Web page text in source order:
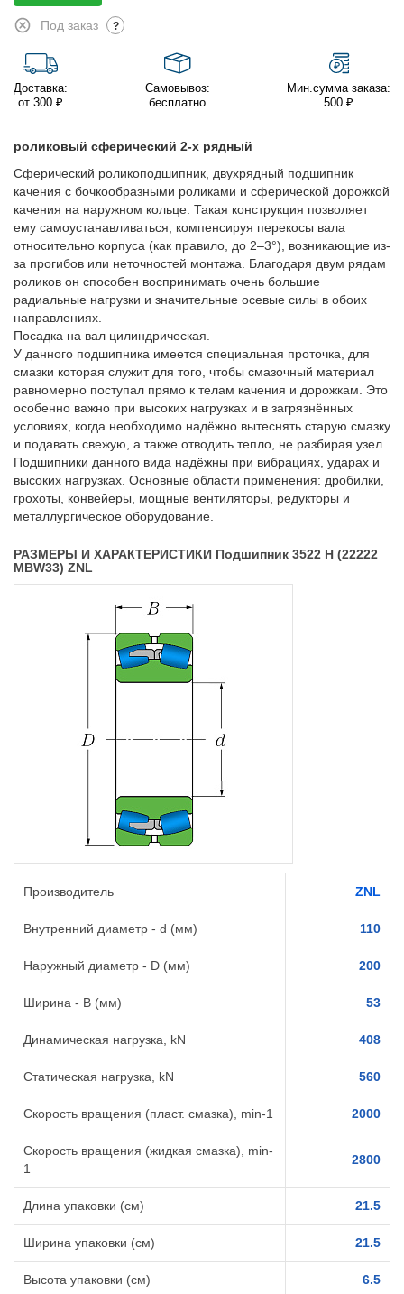
Под заказ ?
Доставка:
от 300 ₽
Самовывоз:
бесплатно
Мин.сумма заказа:
500 ₽
роликовый сферический 2-х рядный
Сферический роликоподшипник, двухрядный подшипник
качения с бочкообразными роликами и сферической дорожкой
качения на наружном кольце. Такая конструкция позволяет
ему самоустанавливаться, компенсируя перекосы вала
относительно корпуса (как правило, до 2–3°), возникающие из-
за прогибов или неточностей монтажа. Благодаря двум рядам
роликов он способен воспринимать очень большие
радиальные нагрузки и значительные осевые силы в обоих
направлениях.
Посадка на вал цилиндрическая.
У данного подшипника имеется специальная проточка, для
смазки которая служит для того, чтобы смазочный материал
равномерно поступал прямо к телам качения и дорожкам. Это
особенно важно при высоких нагрузках и в загрязнённых
условиях, когда необходимо надёжно вытеснять старую смазку
и подавать свежую, а также отводить тепло, не разбирая узел.
Подшипники данного вида надёжны при вибрациях, ударах и
высоких нагрузках. Основные области применения: дробилки,
грохоты, конвейеры, мощные вентиляторы, редукторы и
металлургическое оборудование.
РАЗМЕРЫ И ХАРАКТЕРИСТИКИ Подшипник 3522 Н (22222
MBW33) ZNL
Производитель ZNL
Внутренний диаметр - d (мм) 110
Наружный диаметр - D (мм) 200
Ширина - B (мм) 53
Динамическая нагрузка, kN 408
Статическая нагрузка, kN 560
Скорость вращения (пласт. смазка), min-1 2000
Скорость вращения (жидкая смазка), min-
1
2800
Длина упаковки (см) 21.5
Ширина упаковки (см) 21.5
Высота упаковки (см) 6.5